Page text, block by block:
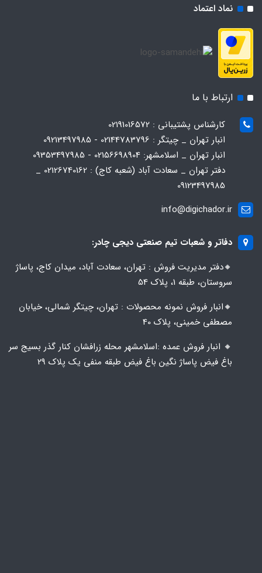
نماد اعتماد
ارتباط با ما
کارشناس پشتیبانی : 02191016572
انبار تهران _ چیتگر : 02144783796 - 09213497985
انبار تهران _ اسلامشهر: 02156698904 - 09353497985
دفتر تهران _ سعادت آباد (شعبه کاج) : 02126740162 _
09123497985
info@digichador.ir
دفاتر و شعبات تیم صنعتی دیجی چادر:
🔸️​​دفتر مدیریت فروش : تهران، سعادت آباد، میدان کاج، پاساژ
سروستان، طبقه 1، پلاک 54
🔸️​​انبار فروش نمونه محصولات : تهران، چیتگر شمالی، خیابان
مصطفی خمینی، پلاک 40
🔸️ انبار فروش عمده :اسلامشهر محله زرافشان کنار گذر بسیج سر
باغ فیض پاساژ نگین باغ فیض طبقه منفی یک پلاک ۲۹